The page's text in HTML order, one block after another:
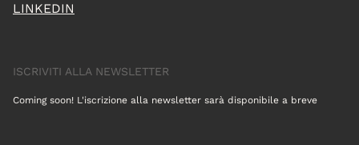
LINKEDIN
ISCRIVITI ALLA NEWSLETTER
Coming soon! L'iscrizione alla newsletter sarà disponibile a breve